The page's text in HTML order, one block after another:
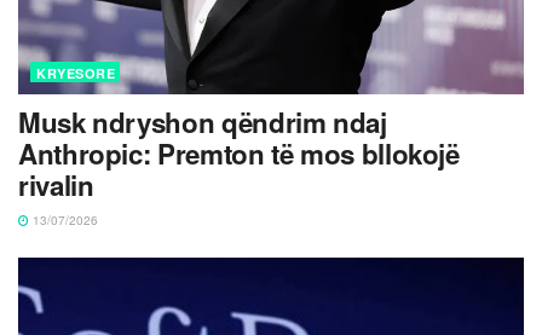
KRYESORE
Musk ndryshon qëndrim ndaj
Anthropic: Premton të mos bllokojë
rivalin
13/07/2026